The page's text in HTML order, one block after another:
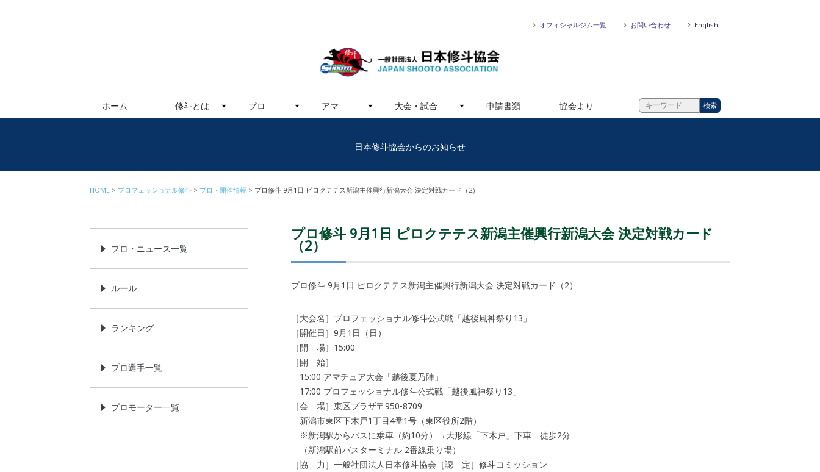
オフィシャルジム一覧 お問い合わせ English
ホーム 修斗とは プロ アマ 大会・試合 申請書類 協会より
日本修斗協会からのお知らせ
HOME プロフェッショナル修斗 プロ・開催情報 プロ修斗 9月1日 ピロクテテス新潟主催興行新潟大会 決定対戦カード（2）
プロ修斗 9月1日 ピロクテテス新潟主催興行新潟大会 決定対戦カード
（2）
プロ修斗 9月1日 ピロクテテス新潟主催興行新潟大会 決定対戦カード（2）
［大会名］プロフェッショナル修斗公式戦「越後風神祭り13」
［開催日］9月1日（日）
［開 場］15:00
［開 始］
15:00 アマチュア大会「越後夏乃陣」
17:00 プロフェッショナル修斗公式戦「越後風神祭り13」
［会 場］東区プラザ〒950-8709
新潟市東区下木戸1丁目4番1号（東区役所2階）
※新潟駅からバスに乗車（約10分）→大形線「下木戸」下車 徒歩2分
（新潟駅前バスターミナル 2番線乗り場）
［協 力］一般社団法人日本修斗協会［認 定］修斗コミッション
プロ・ニュース一覧
ルール
ランキング
プロ選手一覧
プロモーター一覧